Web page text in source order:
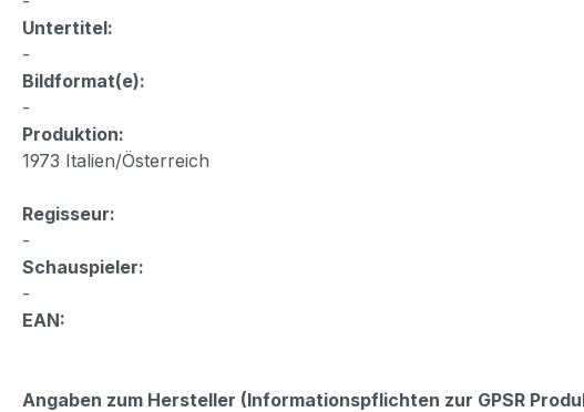
Untertitel:
-
Bildformat(e):
-
Produktion:
1973 Italien/Österreich
Regisseur:
-
Schauspieler:
-
EAN:
Angaben zum Hersteller (Informationspflichten zur GPSR